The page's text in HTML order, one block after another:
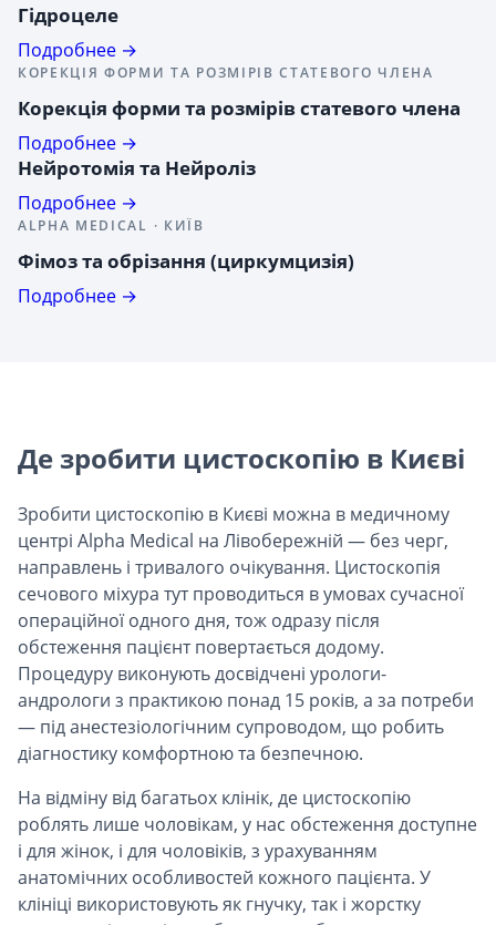
Гідроцеле
Подробнее →
КОРЕКЦІЯ ФОРМИ ТА РОЗМІРІВ СТАТЕВОГО ЧЛЕНА
Корекція форми та розмірів статевого члена
Подробнее →
Нейротомія та Нейроліз
Подробнее →
ALPHA MEDICAL · КИЇВ
Фімоз та обрізання (циркумцизія)
Подробнее →
Де зробити цистоскопію в Києві
Зробити цистоскопію в Києві можна в медичному
центрі Alpha Medical на Лівобережній — без черг,
направлень і тривалого очікування. Цистоскопія
сечового міхура тут проводиться в умовах сучасної
операційної одного дня, тож одразу після
обстеження пацієнт повертається додому.
Процедуру виконують досвідчені урологи-
андрологи з практикою понад 15 років, а за потреби
— під анестезіологічним супроводом, що робить
діагностику комфортною та безпечною.
На відміну від багатьох клінік, де цистоскопію
роблять лише чоловікам, у нас обстеження доступне
і для жінок, і для чоловіків, з урахуванням
анатомічних особливостей кожного пацієнта. У
клініці використовують як гнучку, так і жорстку